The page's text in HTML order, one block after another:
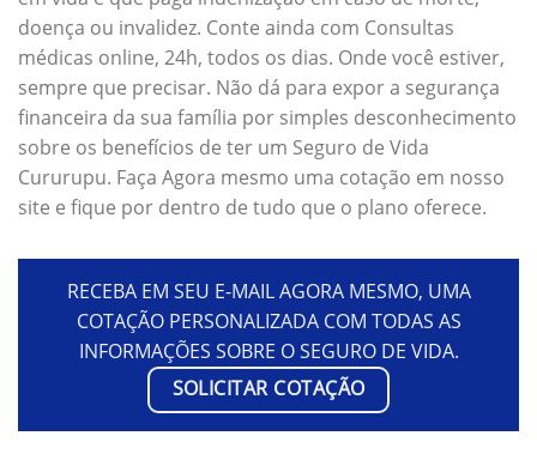
doença ou invalidez. Conte ainda com Consultas
médicas online, 24h, todos os dias. Onde você estiver,
sempre que precisar. Não dá para expor a segurança
financeira da sua família por simples desconhecimento
sobre os benefícios de ter um Seguro de Vida
Cururupu. Faça Agora mesmo uma cotação em nosso
site e fique por dentro de tudo que o plano oferece.
RECEBA EM SEU E-MAIL AGORA MESMO, UMA
COTAÇÃO PERSONALIZADA COM TODAS AS
INFORMAÇÕES SOBRE O SEGURO DE VIDA.
SOLICITAR COTAÇÃO